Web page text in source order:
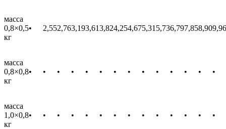
масса
0,8×0,5
кг
• 2,552,763,193,613,824,254,675,31 5,736,797,858,909,96
масса
0,8×0,8
кг
• • • • • • • • • • • • • •
масса
1,0×0,8
кг
• • • • • • • • • • • • • •